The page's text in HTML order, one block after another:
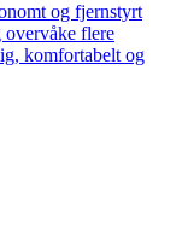
og fjernstyrt
overvåke flere
komfortabelt og